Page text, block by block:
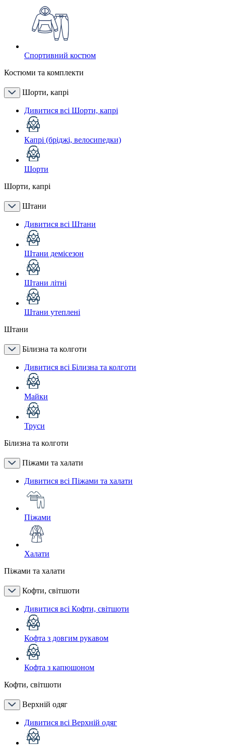
Спортивний костюм
Костюми та комплекти
Шорти, капрі
Дивитися всі Шорти, капрі
Капрі (бріджі, велосипедки)
Шорти
Шорти, капрі
Штани
Дивитися всі Штани
Штани демісезон
Штани літні
Штани утеплені
Штани
Білизна та колготи
Дивитися всі Білизна та колготи
Майки
Труси
Білизна та колготи
Піжами та халати
Дивитися всі Піжами та халати
Піжами
Халати
Піжами та халати
Кофти, світшоти
Дивитися всі Кофти, світшоти
Кофта з довгим рукавом
Кофта з капюшоном
Кофти, світшоти
Верхній одяг
Дивитися всі Верхній одяг